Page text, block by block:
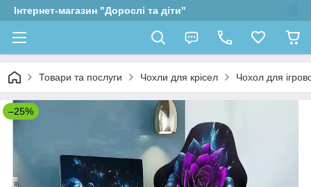
Інтернет-магазин "Дорослі та діти"
Товари та послуги Чохли для крісел Чохол для
–25%